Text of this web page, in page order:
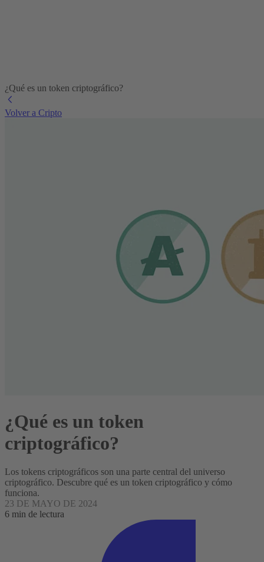
¿Qué es un token criptográfico?
Volver a Cripto
¿Qué es un token
criptográfico?
Los tokens criptográficos son una parte central del universo
criptográfico. Descubre qué es un token criptográfico y cómo
funciona.
23 DE MAYO DE 2024
6 min de lectura